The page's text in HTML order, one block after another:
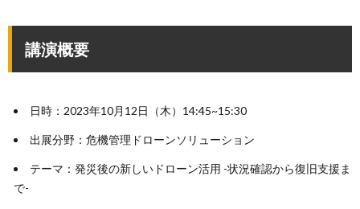
講演概要
日時：2023年10月12日（木）14:45~15:30
出展分野：危機管理ドローンソリューション
テーマ：発災後の新しいドローン活用 -状況確認から復旧支援ま
で-